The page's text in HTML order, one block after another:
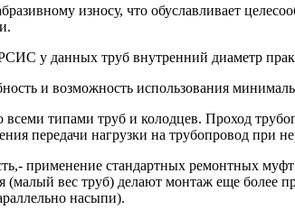
износу, что обуславливает
у данных труб внутренний диаметр
и возможность использования
типами труб и колодцев. Проход
передачи нагрузки на трубопровод при
применение стандартных ремонтных
(малый вес труб) делают монтаж еще
насыпи).